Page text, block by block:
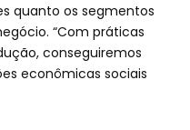
quanto os segmentos
“Com práticas
conseguiremos
econômicas sociais